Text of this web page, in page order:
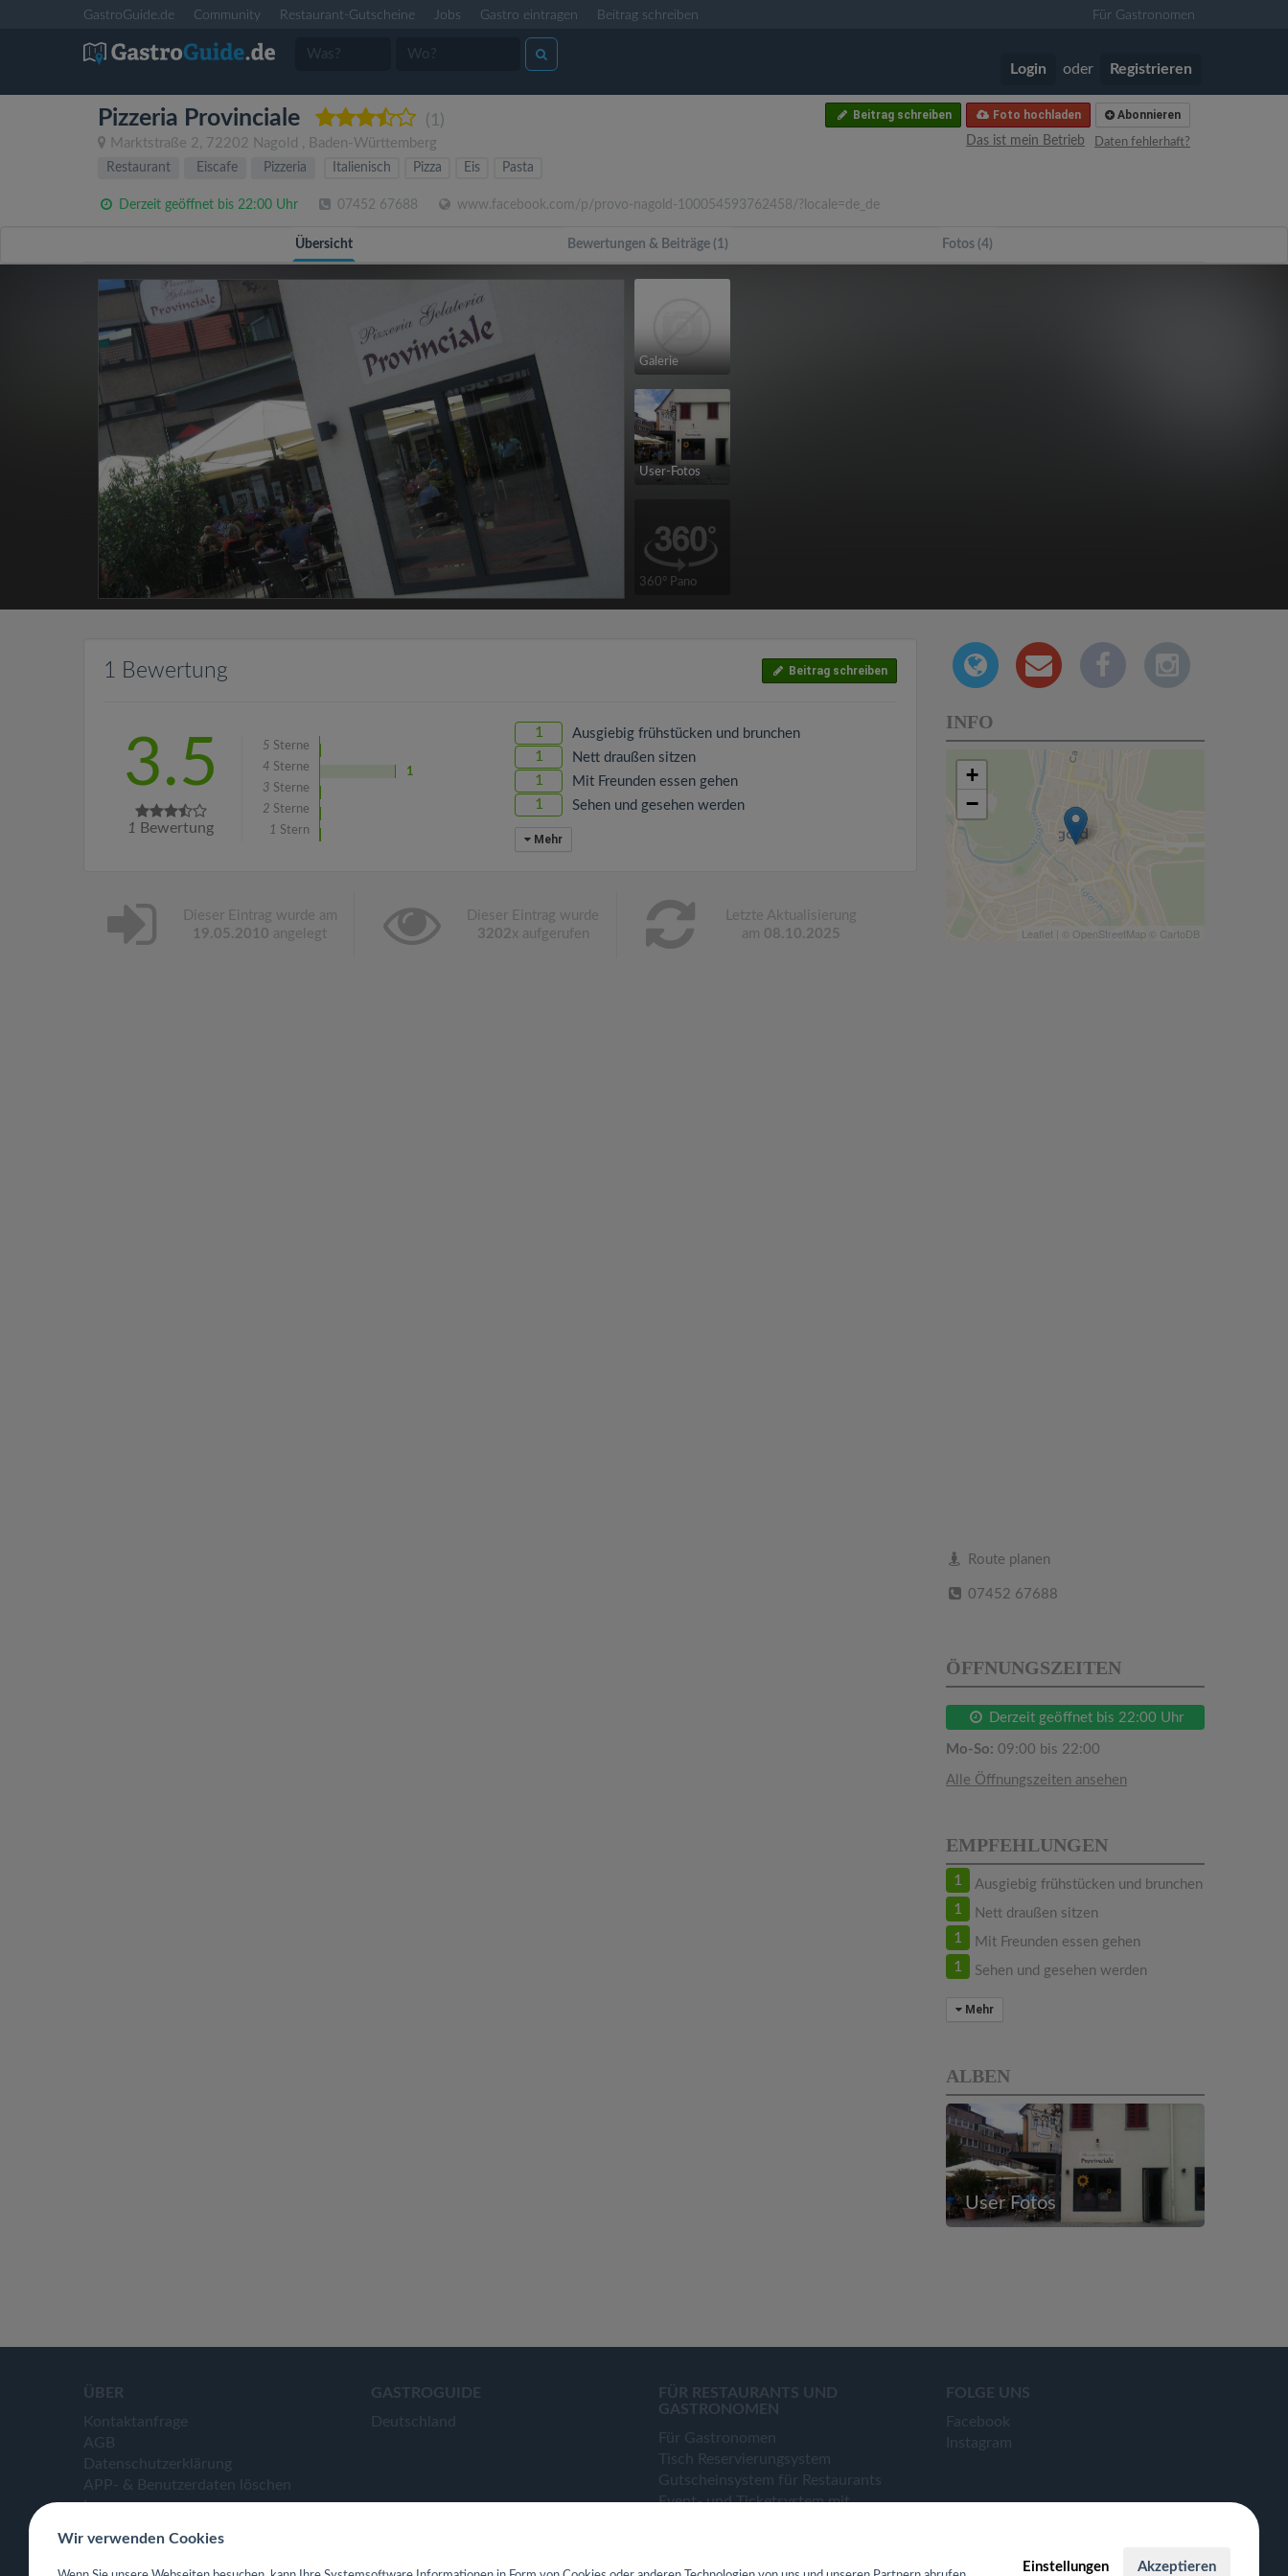
GastroGuide.de Community Restaurant-Gutscheine Jobs Gastro eintragen Beitrag schreiben Für Gastronomen
Login oder Registrieren
Pizzeria Provinciale (1)
Marktstraße 2, 72202 Nagold , Baden-Württemberg
Abonnieren
Foto hochladen
Beitrag schreiben
Daten fehlerhaft?
Das ist mein Betrieb
Restaurant
Eiscafe Pizzeria Italienisch Pizza Eis Pasta
Derzeit geöffnet bis 22:00 Uhr 07452 67688 www.facebook.com/p/provo-nagold-100054593762458/?locale=de_de
Übersicht Bewertungen & Beiträge (1) Fotos (4)
Galerie
User-Fotos
360° Pano
1 Bewertung Beitrag schreiben
3.5
1 Bewertung
5 Sterne
4 Sterne
1
3 Sterne
2 Sterne
1 Stern
1 Ausgiebig frühstücken und brunchen
1 Nett draußen sitzen
1 Mit Freunden essen gehen
1 Sehen und gesehen werden
Mehr
Dieser Eintrag wurde am
19.05.2010 angelegt
Dieser Eintrag wurde
3202x aufgerufen
Letzte Aktualisierung
am 08.10.2025
INFO
+
−
Leaflet | © OpenStreetMap © CartoDB
Route planen
07452 67688
ÖFFNUNGSZEITEN
Derzeit geöffnet bis 22:00 Uhr
Mo-So: 09:00 bis 22:00
Alle Öffnungszeiten ansehen
EMPFEHLUNGEN
1 Ausgiebig frühstücken und brunchen
1 Nett draußen sitzen
1 Mit Freunden essen gehen
1 Sehen und gesehen werden
Mehr
ALBEN
User Fotos
ÜBER
Kontaktanfrage
AGB
Datenschutzerklärung
APP- & Benutzerdaten löschen
Impressum
GASTROGUIDE
Deutschland
FÜR RESTAURANTS UND
GASTRONOMEN
Für Gastronomen
Tisch Reservierungsystem
Gutscheinsystem für Restaurants
Event- und Ticketsystem mit
FOLGE UNS
Facebook
Instagram
Wir verwenden Cookies
Einstellungen Akzeptieren